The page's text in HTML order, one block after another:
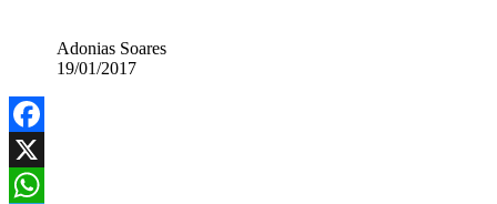
Adonias Soares
19/01/2017
Facebook
X